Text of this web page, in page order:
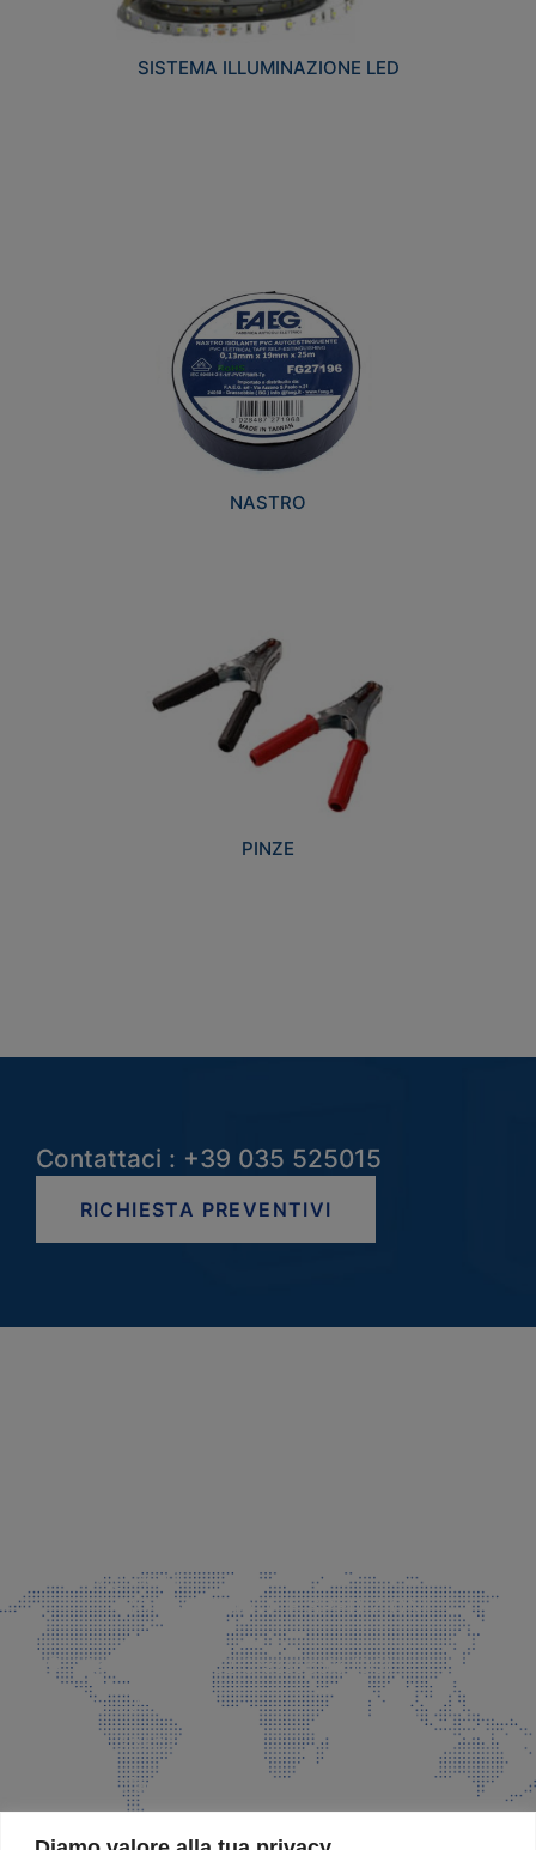
SISTEMA ILLUMINAZIONE LED
NASTRO
PINZE
Contattaci : +39 035 525015
RICHIESTA PREVENTIVI
info@faeg.it
COMMERCIALE E SPEDIZIONI
Via Padre Elzi, 32 Grassobbio (BG)
035 525015
035 335037
info@faeg.it
SITE MAP